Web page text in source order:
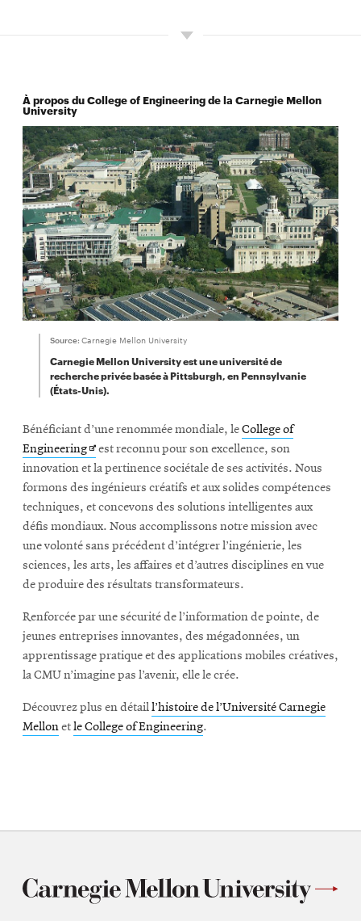
À propos du College of Engineering de la Carnegie Mellon
University
Source: Carnegie Mellon University
Carnegie Mellon University est une université de
recherche privée basée à Pittsburgh, en Pennsylvanie
(États-Unis).
Bénéficiant d’une renommée mondiale, leCollege of
EngineeringOpens
in
new
window
est reconnu pour son excellence, son
innovation et la pertinence sociétale de ses activités. Nous
formons des ingénieurs créatifs et aux solides compétences
techniques, et concevons des solutions intelligentes aux
défis mondiaux. Nous accomplissons notre mission avec
une volonté sans précédent d’intégrer l’ingénierie, les
sciences, les arts, les affaires et d’autres disciplines en vue
de produire des résultats transformateurs.
Renforcée par une sécurité de l’information de pointe, de
jeunes entreprises innovantes, des mégadonnées, un
apprentissage pratique et des applications mobiles créatives,
la CMU n’imagine pas l’avenir, elle le crée.
Découvrez plus en détaill’histoire de l’Université Carnegie
Mellonetle College of Engineering.